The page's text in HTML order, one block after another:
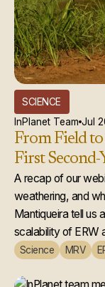
SCIENCE
InPlanet Team Jul
From Field to
First Second-
Weathering
A recap of our
weathering, and
Mantiqueira tell us
scalability of ERW
Science MRV